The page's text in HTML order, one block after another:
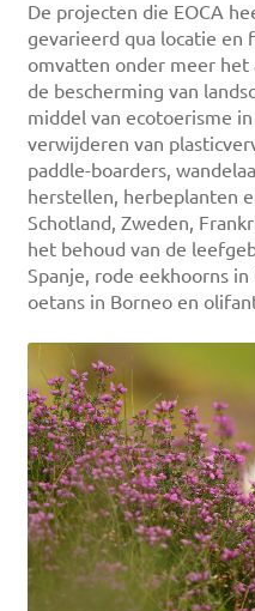
De projecten die EOCA
gevarieerd qua locatie en
omvatten onder meer het
de bescherming van
middel van ecotoerisme
verwijderen van
paddle-boarders,
herstellen, herbeplanten
Schotland, Zweden,
het behoud van de
Spanje, rode eekhoorns
oetans in Borneo en